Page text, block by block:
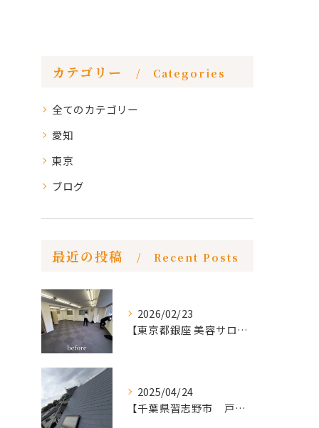
カテゴリー Categories
全てのカテゴリー
愛知
東京
ブログ
最近の投稿 Recent Posts
2026/02/23
【東京都銀座 美容サロン店舗工事】
2025/04/24
【千葉県習志野市 戸建て 屋根の葺き替え工事】